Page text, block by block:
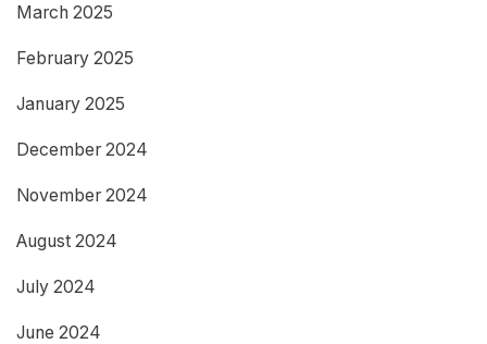
March 2025
February 2025
January 2025
December 2024
November 2024
August 2024
July 2024
June 2024